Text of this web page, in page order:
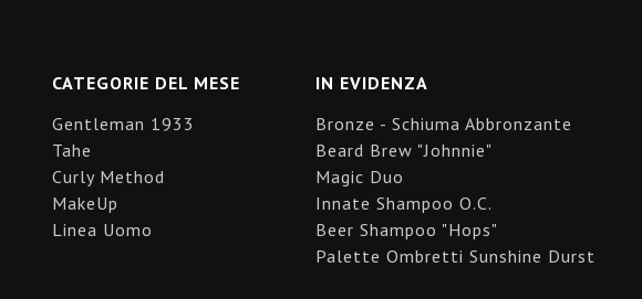
CATEGORIE DEL MESE
Gentleman 1933
Tahe
Curly Method
MakeUp
Linea Uomo
IN EVIDENZA
Bronze - Schiuma Abbronzante
Beard Brew "Johnnie"
Magic Duo
Innate Shampoo O.C.
Beer Shampoo "Hops"
Palette Ombretti Sunshine Durst